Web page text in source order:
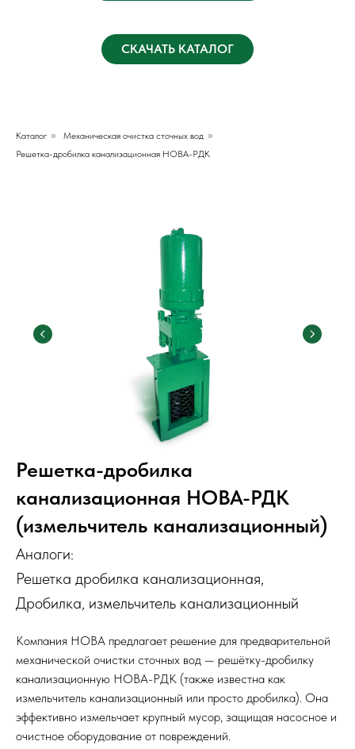
СКАЧАТЬ КАТАЛОГ
Каталог » Механическая очистка сточных вод »
Решетка-дробилка канализационная НОВА-РДК
Решетка-дробилка
канализационная НОВА-РДК
(измельчитель канализационный)
Аналоги:
Решетка дробилка канализационная,
Дробилка, измельчитель канализационный
Компания НОВА предлагает решение для предварительной
механической очистки сточных вод — решётку-дробилку
канализационную НОВА-РДК (также известна как
измельчитель канализационный или просто дробилка). Она
эффективно измельчает крупный мусор, защищая насосное и
очистное оборудование от повреждений.